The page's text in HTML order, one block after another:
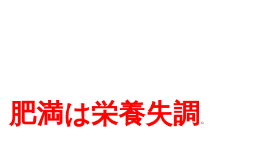
肥満は栄養失調 。